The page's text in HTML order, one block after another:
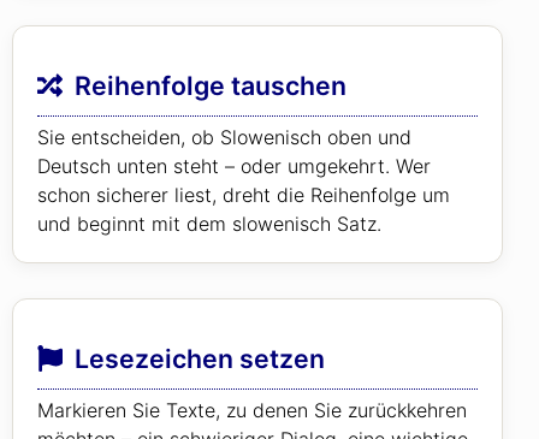
Reihenfolge tauschen
Sie entscheiden, ob Slowenisch oben und
Deutsch unten steht – oder umgekehrt. Wer
schon sicherer liest, dreht die Reihenfolge um
und beginnt mit dem slowenisch Satz.
Lesezeichen setzen
Markieren Sie Texte, zu denen Sie zurückkehren